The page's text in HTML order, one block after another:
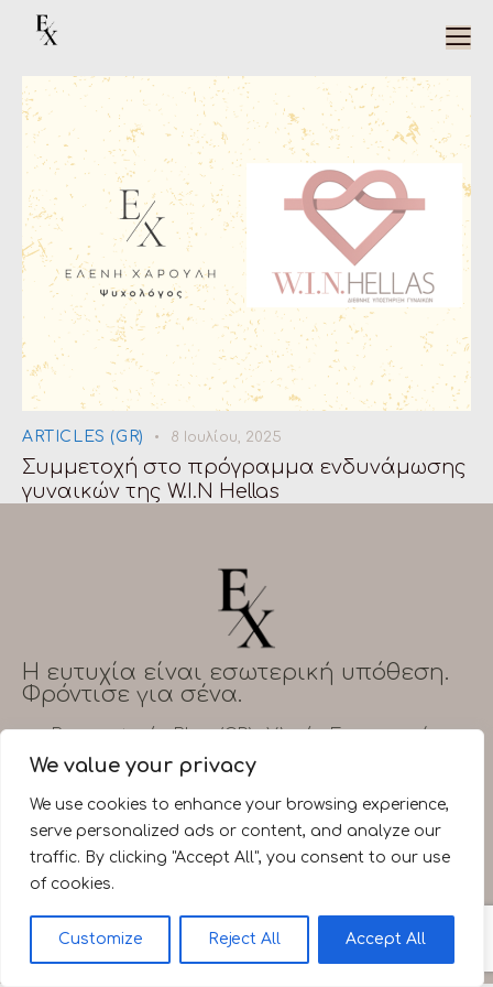
We value your privacy
We use cookies to enhance your browsing experience,
serve personalized ads or content, and analyze our
traffic. By clicking "Accept All", you consent to our use
of cookies.
Customize Reject All Accept All
ARTICLES (GR) 8 Ιουλίου, 2025
Συμμετοχή στο πρόγραμμα ενδυνάμωσης
γυναικών της W.I.N Hellas
H ευτυχία είναι εσωτερική υπόθεση.
Φρόντισε για σένα.
Βιογραφικό Blog (GR) Υλικό Επικοινωνία